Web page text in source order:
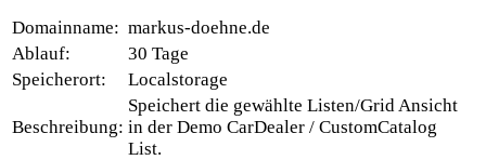
Domainname: markus-doehne.de
Ablauf:
30 Tage
Speicherort:
Localstorage
Beschreibung:
Speichert die gewählte Listen/Grid Ansicht
in der Demo CarDealer / CustomCatalog
List.